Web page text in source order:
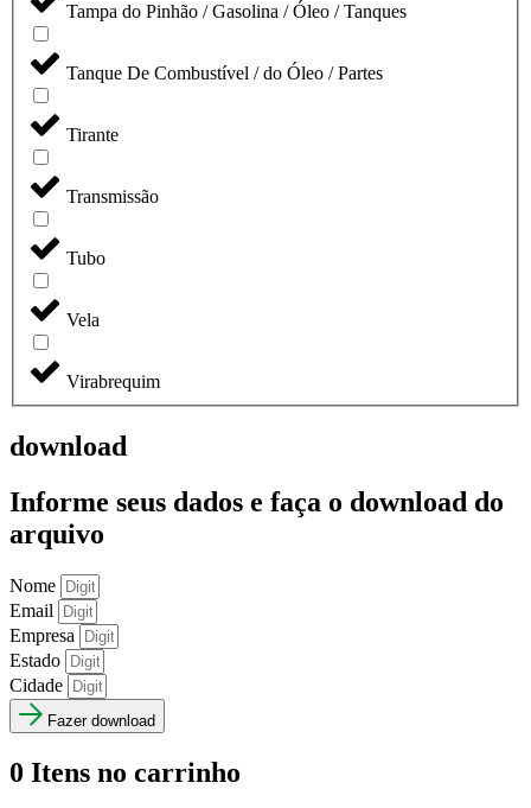
Tampa do Pinhão / Gasolina / Óleo / Tanques
Tanque De Combustível / do Óleo / Partes
Tirante
Transmissão
Tubo
Vela
Virabrequim
download
Informe seus dados e faça o download do
arquivo
Nome
Email
Empresa
Estado
Cidade
Fazer download
0 Itens no carrinho